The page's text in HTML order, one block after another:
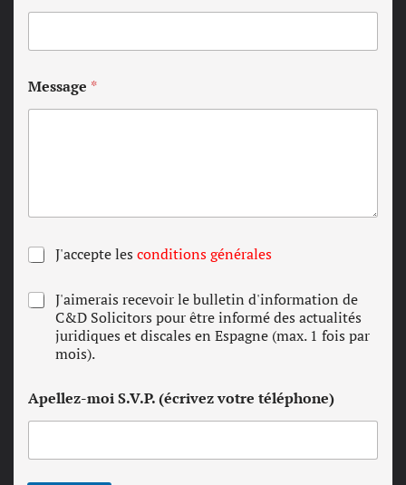
Message *
C
o
d
n
s
g
n
J'accepte les conditions générales
N
e
t
t
J'aimerais recevoir le bulletin d'information de
C&D Solicitors pour être informé des actualités
juridiques et discales en Espagne (max. 1 fois par
mois).
Apellez-moi S.V.P. (écrivez votre téléphone)